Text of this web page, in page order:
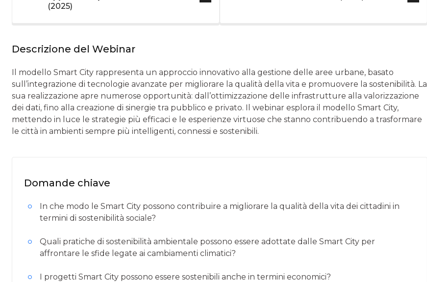
(2025)
Descrizione del Webinar
Il modello Smart City rappresenta un approccio innovativo alla gestione delle aree urbane, basato
sull’integrazione di tecnologie avanzate per migliorare la qualità della vita e promuovere la sostenibilità. La
sua realizzazione apre numerose opportunità: dall’ottimizzazione delle infrastrutture alla valorizzazione
dei dati, fino alla creazione di sinergie tra pubblico e privato. Il webinar esplora il modello Smart City,
mettendo in luce le strategie più efficaci e le esperienze virtuose che stanno contribuendo a trasformare
le città in ambienti sempre più intelligenti, connessi e sostenibili.
Domande chiave
In che modo le Smart City possono contribuire a migliorare la qualità della vita dei cittadini in
termini di sostenibilità sociale?
Quali pratiche di sostenibilità ambientale possono essere adottate dalle Smart City per
affrontare le sfide legate ai cambiamenti climatici?
I progetti Smart City possono essere sostenibili anche in termini economici?